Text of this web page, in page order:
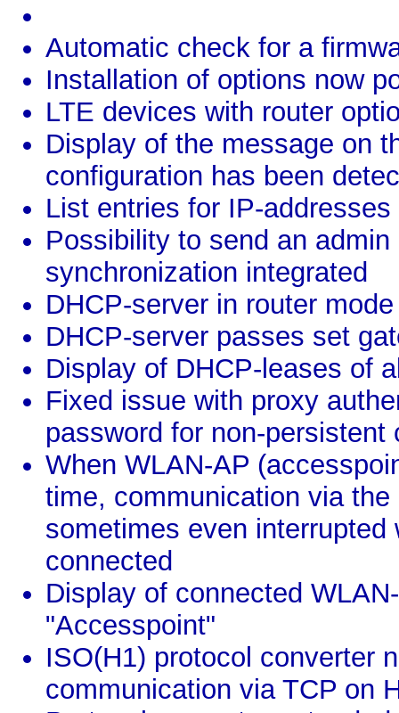
Automatic check for a
Installation of options now
LTE devices with router
Display of the message on
configuration has been
List entries for IP-
Possibility to send an
synchronization integrated
DHCP-server in router
DHCP-server passes set
Display of DHCP-leases of
Fixed issue with proxy
password for non-persistent
When WLAN-AP
time, communication via
sometimes even
connected
Display of connected
"Accesspoint"
ISO(H1) protocol converter
communication via TCP on